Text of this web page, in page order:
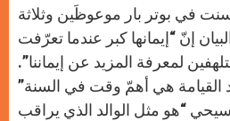
في بوتر بار موعوظَين وثلاثة
إنّ “إيمانها كبر عندما تعرّفت
لمعرفة المزيد عن إيماننا”.
القيامة هي أهمّ وقت في السنة”
“هو مثل الوالد الذي يراقب